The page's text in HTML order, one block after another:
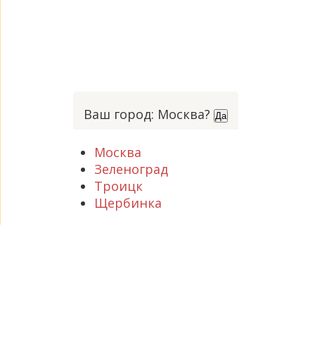
Ваш город: Москва? Да
Москва
Зеленоград
Троицк
Щербинка